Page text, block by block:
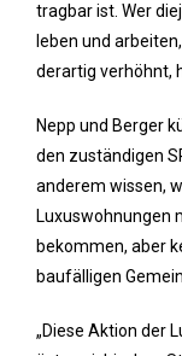
tragbar ist. Wer
leben und
derartig verhöhnt,
Nepp und Berger
den zuständigen
anderem wissen,
Luxuswohnungen
bekommen, aber
baufälligen
„Diese Aktion der